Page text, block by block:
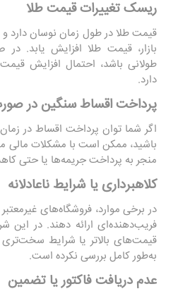
ریسک تغییرات قیمت طلا
قیمت طلا در طول زمان نوسان دارد
بازار، قیمت طلا افزایش یابد.
طولانی باشد، احتمال افزایش
دارد.
پرداخت اقساط سنگین در
اگر شما توان پرداخت اقساط در
باشید، ممکن است با مشکلات مالی
منجر به پرداخت جریمه‌ها یا حتی
کلاهبرداری یا شرایط ناعادلانه
در برخی موارد، فروشگاه‌های
فریب‌دهنده‌ای ارائه دهند. در این
قیمت‌های بالاتر یا شرایط سخت‌تری
به‌طور کامل بررسی نکرده است.
عدم دریافت فاکتور یا تضمین